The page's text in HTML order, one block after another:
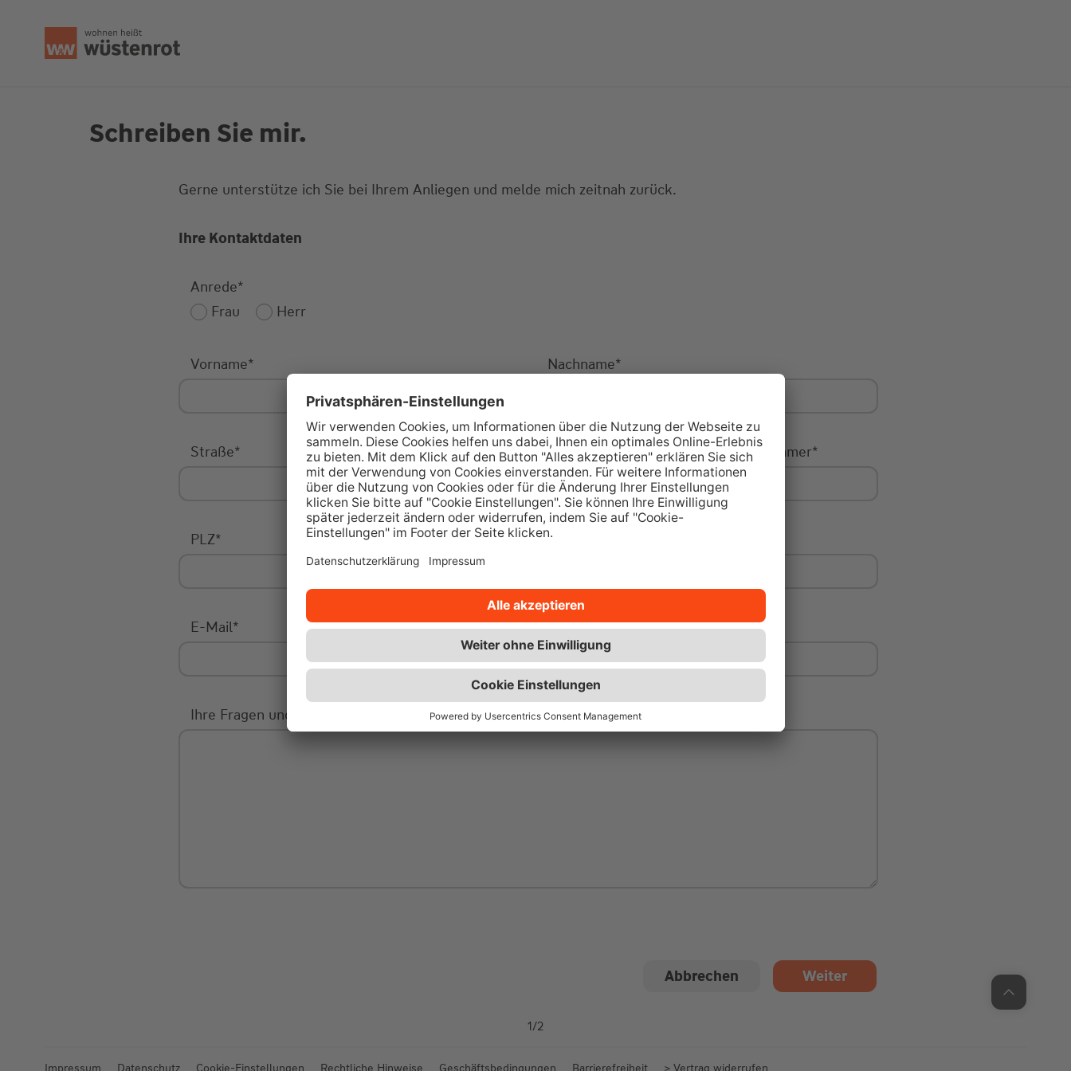
Schreiben Sie mir.
Gerne unterstütze ich Sie bei Ihrem Anliegen und melde mich zeitnah zurück.
Ihre Kontaktdaten
Anrede*
Frau
Herr
Vorname* Nachname*
Straße* Hausnummer*
PLZ* Ort *
E-Mail* Telefon*
Ihre Fragen und Mitteilungen
1/2
Impressum Datenschutz Cookie-Einstellungen Rechtliche Hinweise Geschäftsbedingungen Barrierefreiheit > Vertrag widerrufen